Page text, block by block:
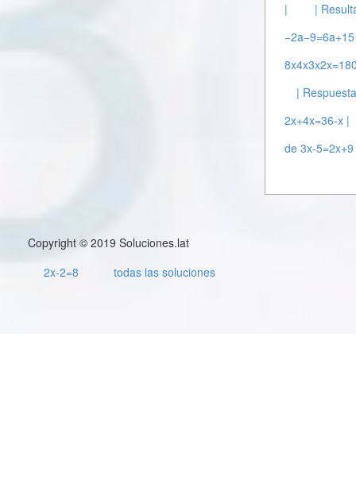
|
|
|
2x+4x=36-x |
de 3x-
Copyright © 2019 Soluciones.lat
2x-2=8
todas las soluciones